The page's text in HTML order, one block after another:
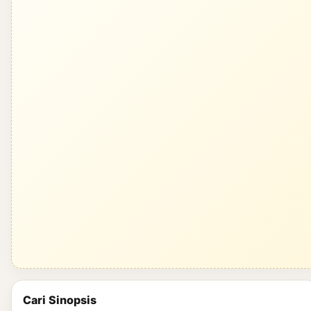
Cari Sinopsis